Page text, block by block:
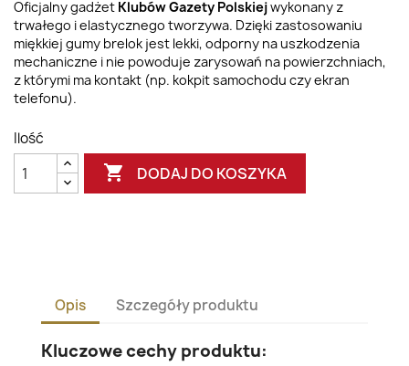
Oficjalny gadżet Klubów Gazety Polskiejwykonany z
trwałego i elastycznego tworzywa. Dzięki zastosowaniu
miękkiej gumy brelok jest lekki, odporny na uszkodzenia
mechaniczne i nie powoduje zarysowań na powierzchniach,
z którymi ma kontakt (np. kokpit samochodu czy ekran
telefonu).
Ilość
 DODAJ DO KOSZYKA
Opis Szczegóły produktu
Kluczowe cechy produktu: